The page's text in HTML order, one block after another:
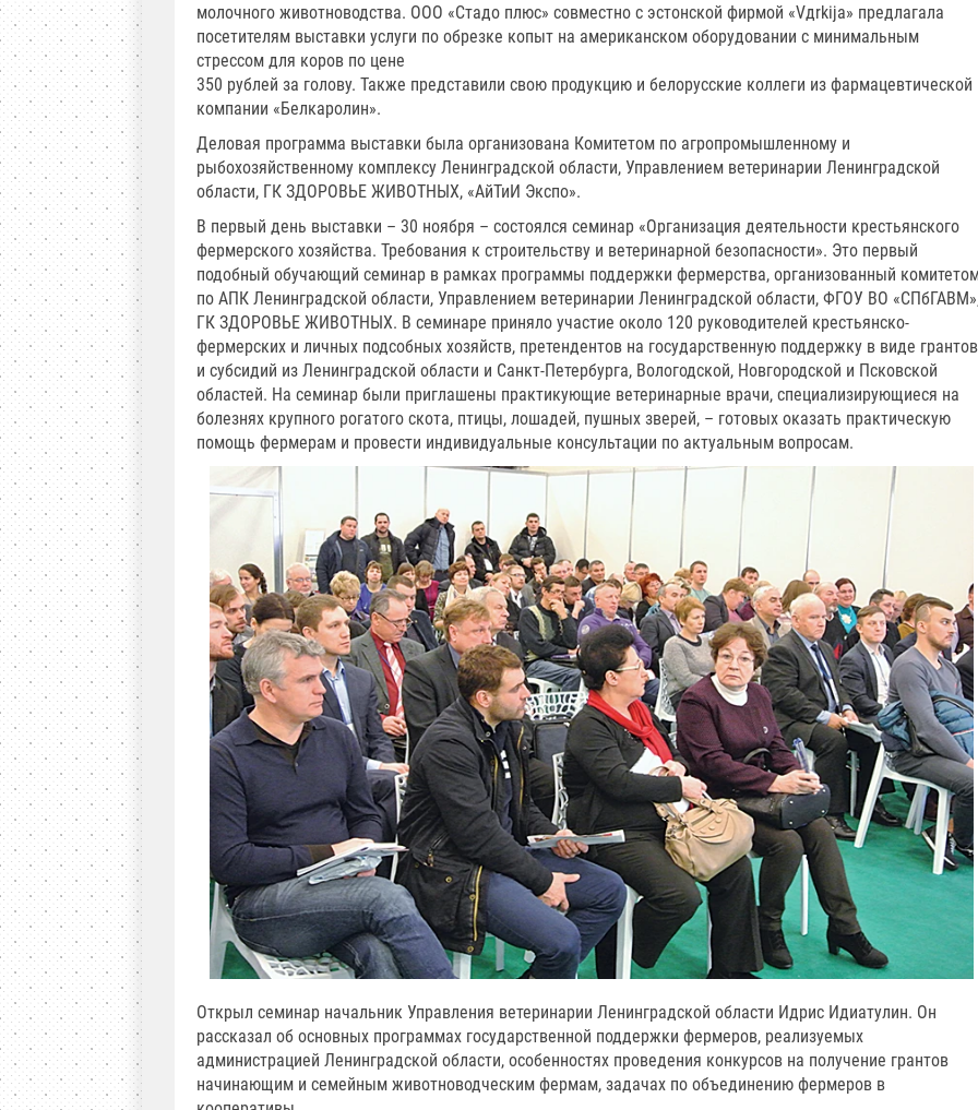
молочного животноводства. ООО «Стадо плюс» совместно с эстонской фирмой «Vдrkija» предлагала
посетителям выставки услуги по обрезке копыт на американском оборудовании с минимальным
стрессом для коров по цене
350 рублей за голову. Также представили свою продукцию и белорусские коллеги из фармацевтической
компании «Белкаролин».
Деловая программа выставки была организована Комитетом по агропромышленному и
рыбохозяйственному комплексу Ленинградской области, Управлением ветеринарии Ленинградской
области, ГК ЗДОРОВЬЕ ЖИВОТНЫХ, «АйТиИ Экспо».
В первый день выставки – 30 ноября – состоялся семинар «Организация деятельности крестьянского
фермерского хозяйства. Требования к строительству и ветеринарной безопасности». Это первый
подобный обучающий семинар в рамках программы поддержки фермерства, организованный
по АПК Ленинградской области, Управлением ветеринарии Ленинградской области, ФГОУ ВО
ГК ЗДОРОВЬЕ ЖИВОТНЫХ. В семинаре приняло участие около 120 руководителей крестьянско-
фермерских и личных подсобных хозяйств, претендентов на государственную поддержку в виде грантов
и субсидий из Ленинградской области и Санкт-Петербурга, Вологодской, Новгородской и Псковской
областей. На семинар были приглашены практикующие ветеринарные врачи, специализирующиеся на
болезнях крупного рогатого скота, птицы, лошадей, пушных зверей, – готовых оказать практическую
помощь фермерам и провести индивидуальные консультации по актуальным вопросам.
Открыл семинар начальник Управления ветеринарии Ленинградской области Идрис Идиатулин. Он
рассказал об основных программах государственной поддержки фермеров, реализуемых
администрацией Ленинградской области, особенностях проведения конкурсов на получение грантов
начинающим и семейным животноводческим фермам, задачах по объединению фермеров в